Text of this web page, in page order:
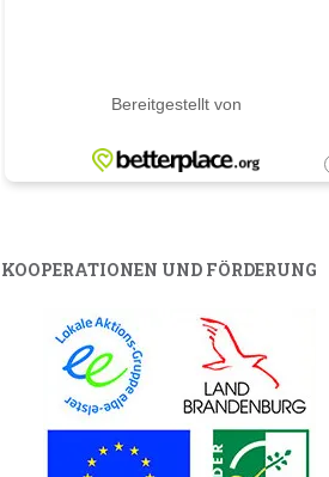
KOOPERATIONEN UND FÖRDERUNG